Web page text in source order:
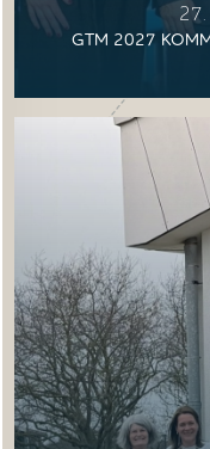
GTM 2027